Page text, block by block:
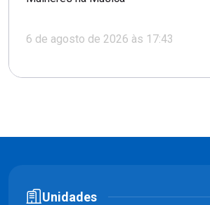
6 de agosto de 2026 às 17:43
Unidades